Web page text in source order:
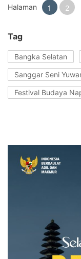
Halaman 1 2
Tag
Bangka Selatan